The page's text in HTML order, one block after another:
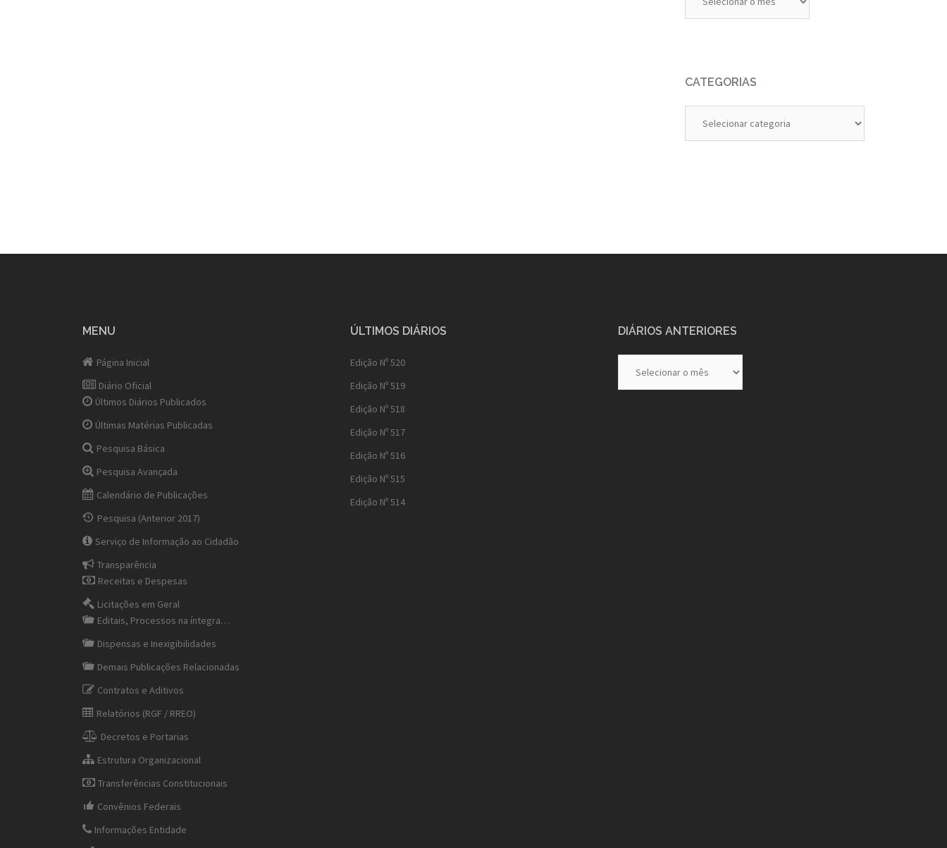
Anteriores
CATEGORIAS
MENU
Página Inicial
Diário Oficial
Últimos Diários Publicados
Últimas Matérias Publicadas
Pesquisa Básica
Pesquisa Avançada
Calendário de Publicações
Pesquisa (Anterior 2017)
Serviço de Informação ao Cidadão
Transparência
Receitas e Despesas
Licitações em Geral
Editais, Processos na íntegra…
Dispensas e Inexigibilidades
Demais Publicações Relacionadas
Contratos e Aditivos
Relatórios (RGF / RREO)
Decretos e Portarias
Estrutura Organizacional
Transferências Constitucionais
Convênios Federais
Informações Entidade
ÚLTIMOS DIÁRIOS
Edição Nº 520
Edição Nº 519
Edição Nº 518
Edição Nº 517
Edição Nº 516
Edição Nº 515
Edição Nº 514
DIÁRIOS ANTERIORES
Anteriores